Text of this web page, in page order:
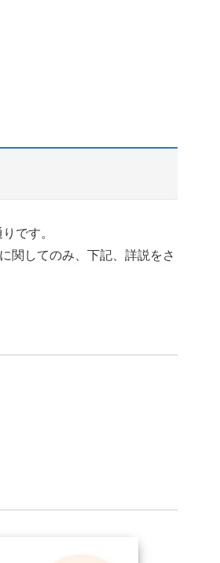
です。
関してのみ、下記、詳説をさ